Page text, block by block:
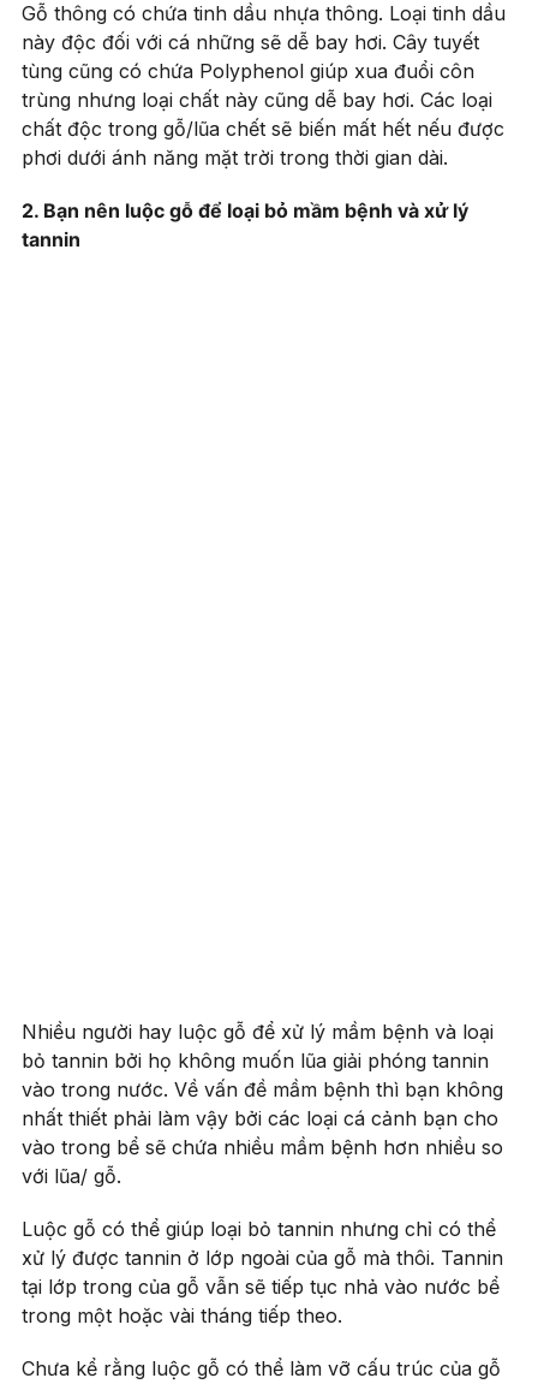
Gỗ thông có chứa tinh dầu nhựa thông. Loại tinh dầu
này độc đối với cá những sẽ dễ bay hơi. Cây tuyết
tùng cũng có chứa Polyphenol giúp xua đuổi côn
trùng nhưng loại chất này cũng dễ bay hơi. Các loại
chất độc trong gỗ/lũa chết sẽ biến mất hết nếu được
phơi dưới ánh năng mặt trời trong thời gian dài.
2. Bạn nên luộc gỗ để loại bỏ mầm bệnh và xử lý
tannin
Nhiều người hay luộc gỗ để xử lý mầm bệnh và loại
bỏ tannin bởi họ không muốn lũa giải phóng tannin
vào trong nước. Về vấn đề mầm bệnh thì bạn không
nhất thiết phải làm vậy bởi các loại cá cảnh bạn cho
vào trong bể sẽ chứa nhiều mầm bệnh hơn nhiều so
với lũa/ gỗ.
Luộc gỗ có thể giúp loại bỏ tannin nhưng chỉ có thể
xử lý được tannin ở lớp ngoài của gỗ mà thôi. Tannin
tại lớp trong của gỗ vẫn sẽ tiếp tục nhả vào nước bể
trong một hoặc vài tháng tiếp theo.
Chưa kể rằng luộc gỗ có thể làm vỡ cấu trúc của gỗ